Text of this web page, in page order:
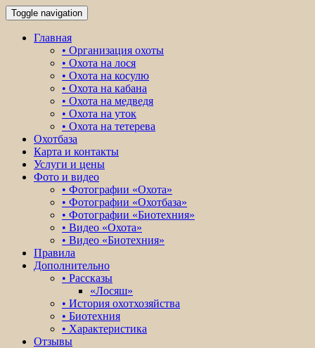
Toggle navigation
Главная
• Организация охоты
• Охота на лося
• Охота на косулю
• Охота на кабана
• Охота на медведя
• Охота на уток
• Охота на тетерева
Охотбаза
Карта и контакты
Услуги и цены
Фото и видео
• Фотографии «Охота»
• Фотографии «Охотбаза»
• Фотографии «Биотехния»
• Видео «Охота»
• Видео «Биотехния»
Правила
Дополнительно
• Рассказы
«Лосяш»
• История охотхозяйства
• Биотехния
• Характеристика
Отзывы